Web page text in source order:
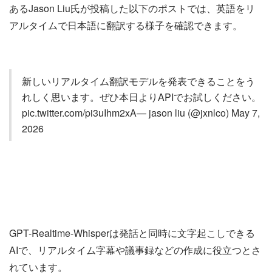
あるJason Liu氏が投稿した以下のポストでは、英語をリ
アルタイムで日本語に翻訳する様子を確認できます。
新しいリアルタイム翻訳モデルを発表できることをう
れしく思います。ぜひ本日よりAPIでお試しください。
pic.twitter.com/pi3uIhm2xA— jason liu (@jxnlco) May 7,
2026
GPT-Realtime-Whisperは発話と同時に文字起こしできる
AIで、リアルタイム字幕や議事録などの作成に役立つとさ
れています。